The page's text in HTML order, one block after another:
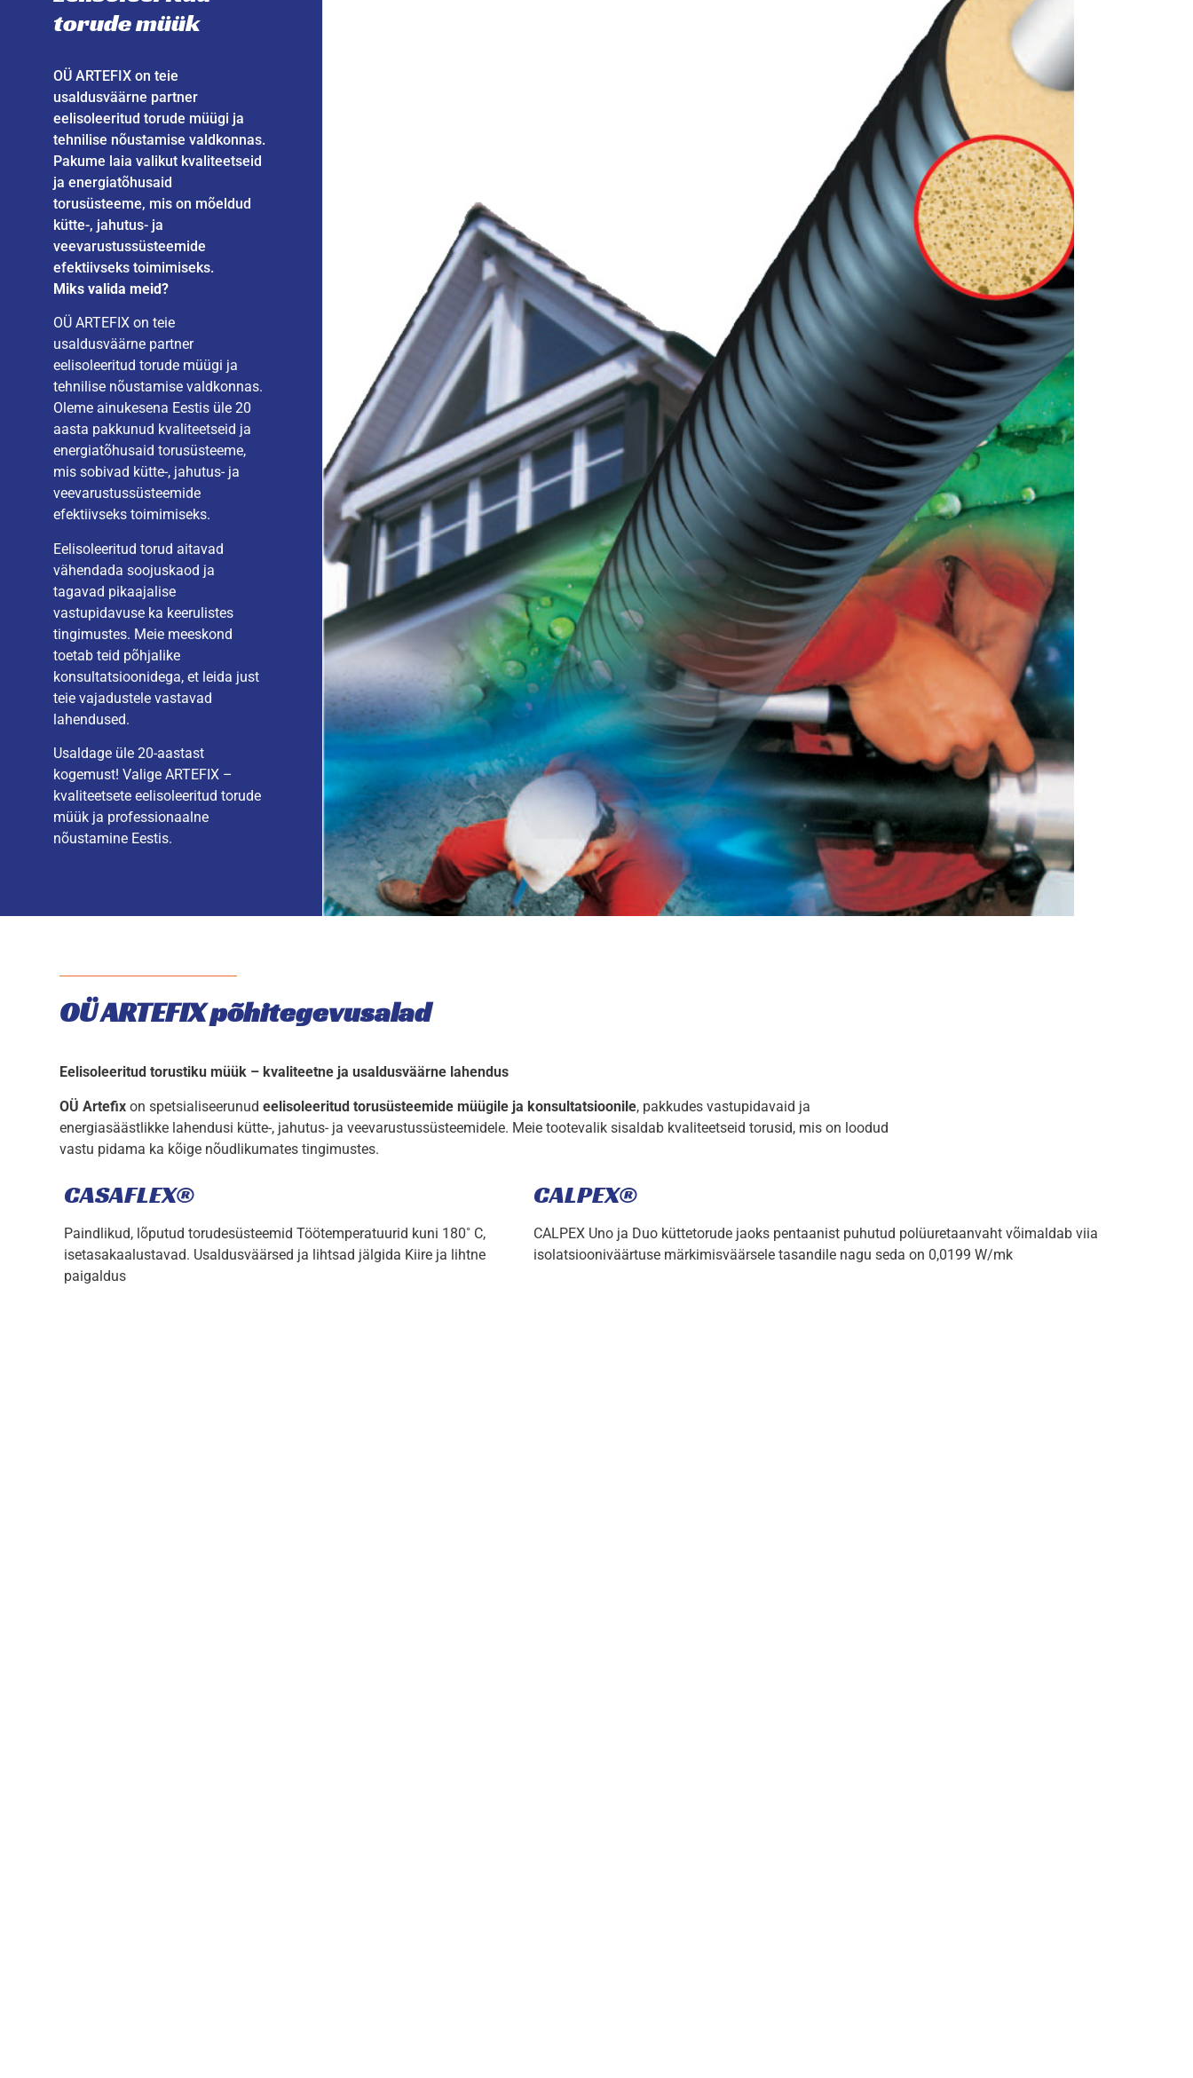
torude müük
OÜ ARTEFIX on teie
usaldusväärne partner
eelisoleeritud torude müügi ja
tehnilise nõustamise valdkonnas.
Pakume laia valikut kvaliteetseid
ja energiatõhusaid
torusüsteeme, mis on mõeldud
kütte-, jahutus- ja
veevarustussüsteemide
efektiivseks toimimiseks.
Miks valida meid?
OÜ ARTEFIX on teie
usaldusväärne partner
eelisoleeritud torude müügi ja
tehnilise nõustamise valdkonnas.
Oleme ainukesena Eestis üle 20
aasta pakkunud kvaliteetseid ja
energiatõhusaid torusüsteeme,
mis sobivad kütte-, jahutus- ja
veevarustussüsteemide
efektiivseks toimimiseks.
Eelisoleeritud torud aitavad
vähendada soojuskaod ja
tagavad pikaajalise
vastupidavuse ka keerulistes
tingimustes. Meie meeskond
toetab teid põhjalike
konsultatsioonidega, et leida just
teie vajadustele vastavad
lahendused.
Usaldage üle 20-aastast
kogemust! Valige ARTEFIX –
kvaliteetsete eelisoleeritud torude
müük ja professionaalne
nõustamine Eestis.
OÜ ARTEFIX põhitegevusalad
Eelisoleeritud torustiku müük – kvaliteetne ja usaldusväärne lahendus
OÜ Artefix on spetsialiseerunudeelisoleeritud torusüsteemide müügile ja konsultatsioonile, pakkudes vastupidavaid ja
energiasäästlikke lahendusi kütte-, jahutus- ja veevarustussüsteemidele. Meie tootevalik sisaldab kvaliteetseid torusid, mis on loodud
vastu pidama ka kõige nõudlikumates tingimustes.
CASAFLEX®
Paindlikud, lõputud torudesüsteemid Töötemperatuurid kuni 180˚ C,
isetasakaalustavad. Usaldusväärsed ja lihtsad jälgida Kiire ja lihtne
paigaldus
CALPEX®
CALPEX Uno ja Duo küttetorude jaoks pentaanist puhutud polüuretaanvaht võimaldab viia
isolatsiooniväärtuse märkimisväärsele tasandile nagu seda on 0,0199 W/mk